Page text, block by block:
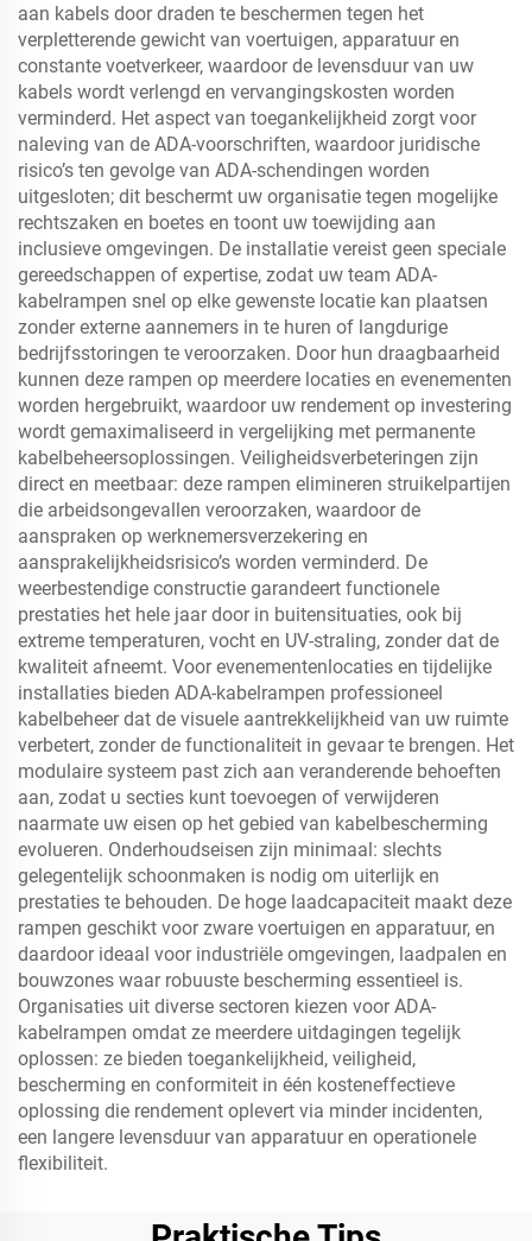
aan kabels door draden te beschermen tegen het
verpletterende gewicht van voertuigen, apparatuur en
constante voetverkeer, waardoor de levensduur van uw
kabels wordt verlengd en vervangingskosten worden
verminderd. Het aspect van toegankelijkheid zorgt voor
naleving van de ADA-voorschriften, waardoor juridische
risico’s ten gevolge van ADA-schendingen worden
uitgesloten; dit beschermt uw organisatie tegen mogelijke
rechtszaken en boetes en toont uw toewijding aan
inclusieve omgevingen. De installatie vereist geen speciale
gereedschappen of expertise, zodat uw team ADA-
kabelrampen snel op elke gewenste locatie kan plaatsen
zonder externe aannemers in te huren of langdurige
bedrijfsstoringen te veroorzaken. Door hun draagbaarheid
kunnen deze rampen op meerdere locaties en evenementen
worden hergebruikt, waardoor uw rendement op investering
wordt gemaximaliseerd in vergelijking met permanente
kabelbeheersoplossingen. Veiligheidsverbeteringen zijn
direct en meetbaar: deze rampen elimineren struikelpartijen
die arbeidsongevallen veroorzaken, waardoor de
aanspraken op werknemersverzekering en
aansprakelijkheidsrisico’s worden verminderd. De
weerbestendige constructie garandeert functionele
prestaties het hele jaar door in buitensituaties, ook bij
extreme temperaturen, vocht en UV-straling, zonder dat de
kwaliteit afneemt. Voor evenementenlocaties en tijdelijke
installaties bieden ADA-kabelrampen professioneel
kabelbeheer dat de visuele aantrekkelijkheid van uw ruimte
verbetert, zonder de functionaliteit in gevaar te brengen. Het
modulaire systeem past zich aan veranderende behoeften
aan, zodat u secties kunt toevoegen of verwijderen
naarmate uw eisen op het gebied van kabelbescherming
evolueren. Onderhoudseisen zijn minimaal: slechts
gelegentelijk schoonmaken is nodig om uiterlijk en
prestaties te behouden. De hoge laadcapaciteit maakt deze
rampen geschikt voor zware voertuigen en apparatuur, en
daardoor ideaal voor industriële omgevingen, laadpalen en
bouwzones waar robuuste bescherming essentieel is.
Organisaties uit diverse sectoren kiezen voor ADA-
kabelrampen omdat ze meerdere uitdagingen tegelijk
oplossen: ze bieden toegankelijkheid, veiligheid,
bescherming en conformiteit in één kosteneffectieve
oplossing die rendement oplevert via minder incidenten,
een langere levensduur van apparatuur en operationele
flexibiliteit.